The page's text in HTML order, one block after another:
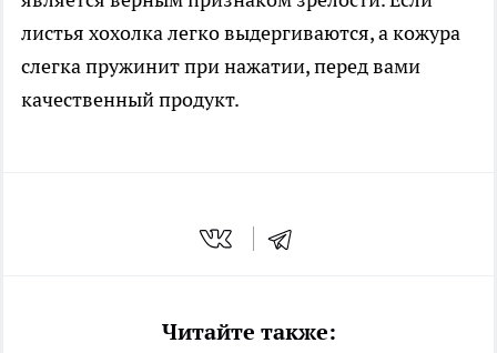
листья хохолка легко выдергиваются, а кожура
слегка пружинит при нажатии, перед вами
качественный продукт.
Читайте также: